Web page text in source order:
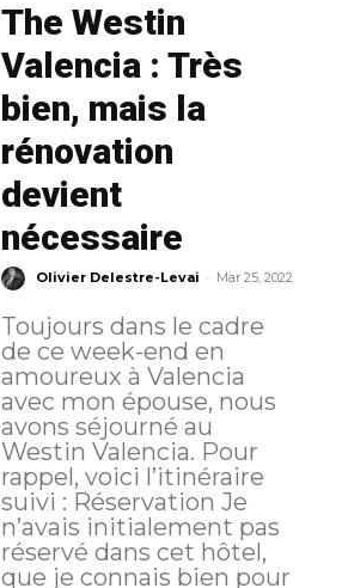
The Westin
Valencia : Très
bien, mais la
rénovation
devient
nécessaire
Olivier Delestre-Levai - Mar 25, 2022
Toujours dans le cadre
de ce week-end en
amoureux à Valencia
avec mon épouse, nous
avons séjourné au
Westin Valencia. Pour
rappel, voici l’itinéraire
suivi : Réservation Je
n’avais initialement pas
réservé dans cet hôtel,
que je connais bien pour